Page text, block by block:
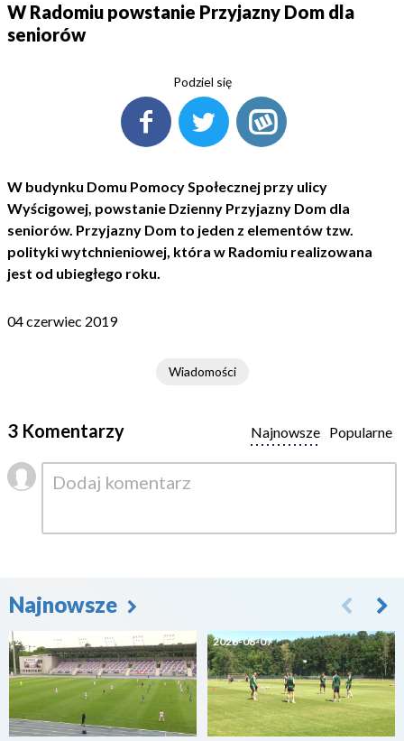
W Radomiu powstanie Przyjazny Dom dla
seniorów
Podziel się
W budynku Domu Pomocy Społecznej przy ulicy
Wyścigowej, powstanie Dzienny Przyjazny Dom dla
seniorów. Przyjazny Dom to jeden z elementów tzw.
polityki wytchnieniowej, która w Radomiu realizowana
jest od ubiegłego roku.
04 czerwiec 2019
Wiadomości
3 Komentarzy Popularne
Najnowsze
Najnowsze
2026-08-07 2026-08-07